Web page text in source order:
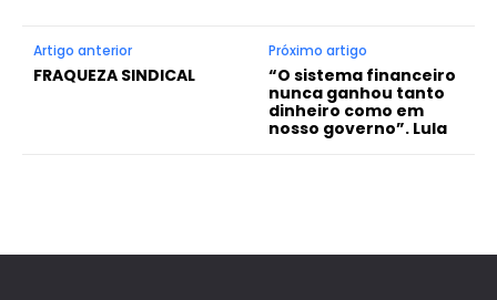
Artigo anterior
FRAQUEZA SINDICAL
Próximo artigo
“O sistema financeiro
nunca ganhou tanto
dinheiro como em
nosso governo”. Lula